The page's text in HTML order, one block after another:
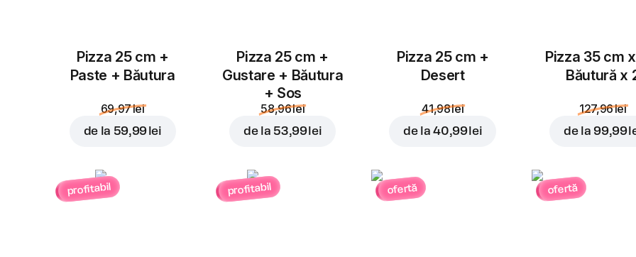
Pizza 25 cm +
Paste + Băutura
69,97 lei
de la 59,99 lei
Pizza 25 cm +
Gustare + Băutura
+ Sos
58,96 lei
de la 53,99 lei
Pizza 25 cm +
Desert
41,98 lei
de la40,99 lei
Pizza 35 cm
Băutură x
127,96 lei
de la 99,99
profitabil profitabil ofertă ofertă